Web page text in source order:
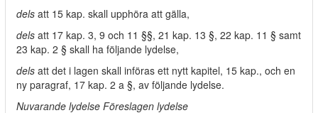
dels att 15 kap. skall upphöra att gälla,
dels att 17 kap. 3, 9 och 11 §§, 21 kap. 13 §, 22 kap. 11 § samt
23 kap. 2 § skall ha följande lydelse,
dels att det i lagen skall införas ett nytt kapitel, 15 kap., och en
ny paragraf, 17 kap. 2 a §, av följande lydelse.
Nuvarande lydelse Föreslagen lydelse